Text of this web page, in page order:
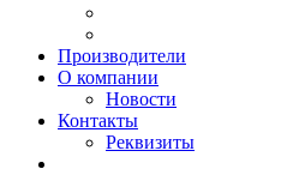
Производители
О компании
Новости
Контакты
Реквизиты